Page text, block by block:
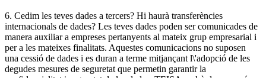
6. Cedim les teves dades a tercers? Hi haurà transferències
internacionals de dades? Les teves dades poden ser comunicades de
manera auxiliar a empreses pertanyents al mateix grup empresarial i
per a les mateixes finalitats. Aquestes comunicacions no suposen
una cessió de dades i es duran a terme mitjançant l\'adopció de les
degudes mesures de seguretat que permetin garantir la